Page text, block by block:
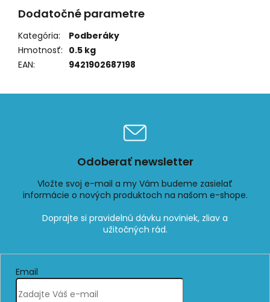
Dodatočné parametre
Kategória:
Podberáky
Hmotnosť: 0.5 kg
EAN: 9421902687198
Odoberať newsletter
Vložte svoj e-mail a my Vám budeme zasielať
informácie o nových produktoch na našom e-shope.
Email